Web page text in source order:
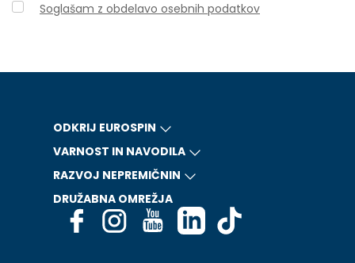
Soglašam z obdelavo osebnih podatkov
ODKRIJ EUROSPIN
VARNOST IN NAVODILA
RAZVOJ NEPREMIČNIN
DRUŽABNA OMREŽJA